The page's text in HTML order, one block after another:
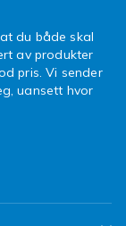
du både skal
av produkter
pris. Vi sender
uansett hvor